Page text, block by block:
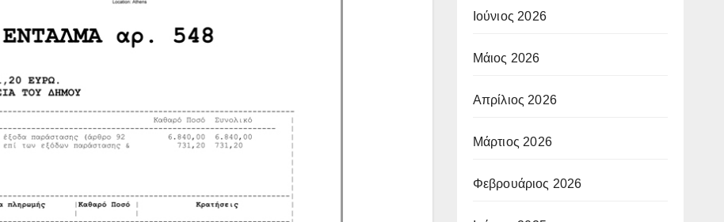
Ιούνιος 2026
Μάιος 2026
Απρίλιος 2026
Μάρτιος 2026
Φεβρουάριος 2026